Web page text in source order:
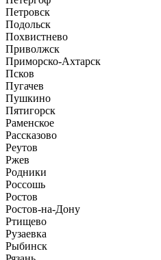
Петровск
Подольск
Похвистнево
Приволжск
Приморско-Ахтарск
Псков
Пугачев
Пушкино
Пятигорск
Раменское
Рассказово
Реутов
Ржев
Родники
Россошь
Ростов
Ростов-на-Дону
Ртищево
Рузаевка
Рыбинск